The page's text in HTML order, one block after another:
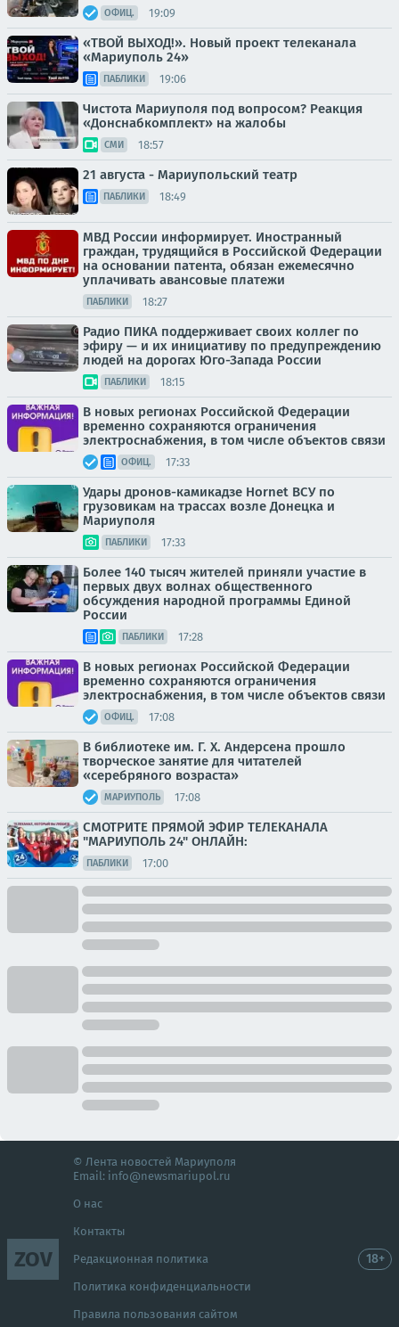
ОФИЦ. 19:09
«ТВОЙ ВЫХОД!». Новый проект телеканала
«Мариуполь 24»
ПАБЛИКИ 19:06
Чистота Мариуполя под вопросом? Реакция
«Донснабкомплект» на жалобы
СМИ 18:57
21 августа - Мариупольский театр
ПАБЛИКИ 18:49
МВД России информирует. Иностранный
граждан, трудящийся в Российской Федерации
на основании патента, обязан ежемесячно
уплачивать авансовые платежи
ПАБЛИКИ 18:27
Радио ПИКА поддерживает своих коллег по
эфиру — и их инициативу по предупреждению
людей на дорогах Юго-Запада России
ПАБЛИКИ 18:15
В новых регионах Российской Федерации
временно сохраняются ограничения
электроснабжения, в том числе объектов связи
ОФИЦ. 17:33
Удары дронов-камикадзе Hornet ВСУ по
грузовикам на трассах возле Донецка и
Мариуполя
ПАБЛИКИ 17:33
Более 140 тысяч жителей приняли участие в
первых двух волнах общественного
обсуждения народной программы Единой
России
ПАБЛИКИ 17:28
В новых регионах Российской Федерации
временно сохраняются ограничения
электроснабжения, в том числе объектов связи
ОФИЦ. 17:08
В библиотеке им. Г. Х. Андерсена прошло
творческое занятие для читателей
«серебряного возраста»
МАРИУПОЛЬ 17:08
СМОТРИТЕ ПРЯМОЙ ЭФИР ТЕЛЕКАНАЛА
"МАРИУПОЛЬ 24" ОНЛАЙН:
ПАБЛИКИ 17:00
ZOV
© Лента новостей Мариуполя
Email: info@newsmariupol.ru
О нас
Контакты
Редакционная политика
Политика конфиденциальности
Правила пользования сайтом
18+